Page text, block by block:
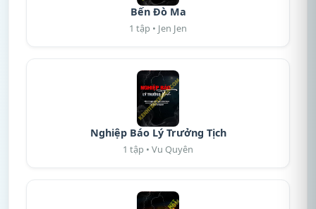
Bến Đò Ma
1 tập • Jen Jen
Nghiệp Báo Lý Trưởng Tịch
1 tập • Vu Quyên